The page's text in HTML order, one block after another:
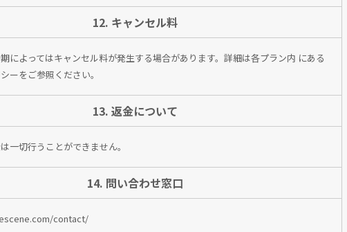
12. キャンセル料
によってはキャンセル料が発生する場合があります。詳細は各プラン内 にある
ーをご参照ください。
13. 返金について
一切行うことができません。
14. 問い合わせ窓口
contact/